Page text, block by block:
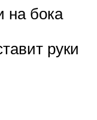
на бока
руки